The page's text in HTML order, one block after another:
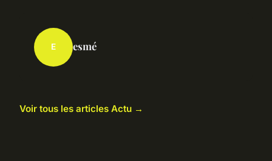
E esmé
Voir tous les articles Actu →